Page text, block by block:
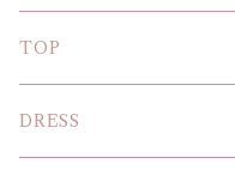
TOP
KNIT
DRESS